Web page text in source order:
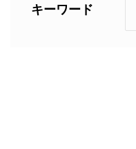
キーワード